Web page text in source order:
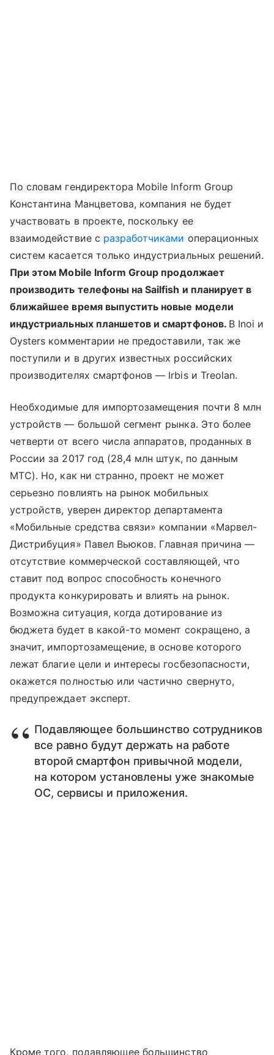
По словам гендиректора Mobile Inform Group
Константина Манцветова, компания не будет
участвовать в проекте, поскольку ее
взаимодействие с разработчиками операционных
систем касается только индустриальных решений.
При этом Mobile Inform Group продолжает
производить телефоны на Sailfish и планирует в
ближайшее время выпустить новые модели
индустриальных планшетов и смартфонов. В Inoi и
Oysters комментарии не предоставили, так же
поступили и в других известных российских
производителях смартфонов — Irbis и Treolan.
Необходимые для импортозамещения почти 8 млн
устройств — большой сегмент рынка. Это более
четверти от всего числа аппаратов, проданных в
России за 2017 год (28,4 млн штук, по данным
МТС). Но, как ни странно, проект не может
серьезно повлиять на рынок мобильных
устройств, уверен директор департамента
«Мобильные средства связи» компании «Марвел-
Дистрибуция» Павел Вьюков. Главная причина —
отсутствие коммерческой составляющей, что
ставит под вопрос способность конечного
продукта конкурировать и влиять на рынок.
Возможна ситуация, когда дотирование из
бюджета будет в какой-то момент сокращено, а
значит, импортозамещение, в основе которого
лежат благие цели и интересы госбезопасности,
окажется полностью или частично свернуто,
предупреждает эксперт.
Подавляющее большинство сотрудников
все равно будут держать на работе
второй смартфон привычной модели,
на котором установлены уже знакомые
ОС, сервисы и приложения.
Кроме того, подавляющее большинство